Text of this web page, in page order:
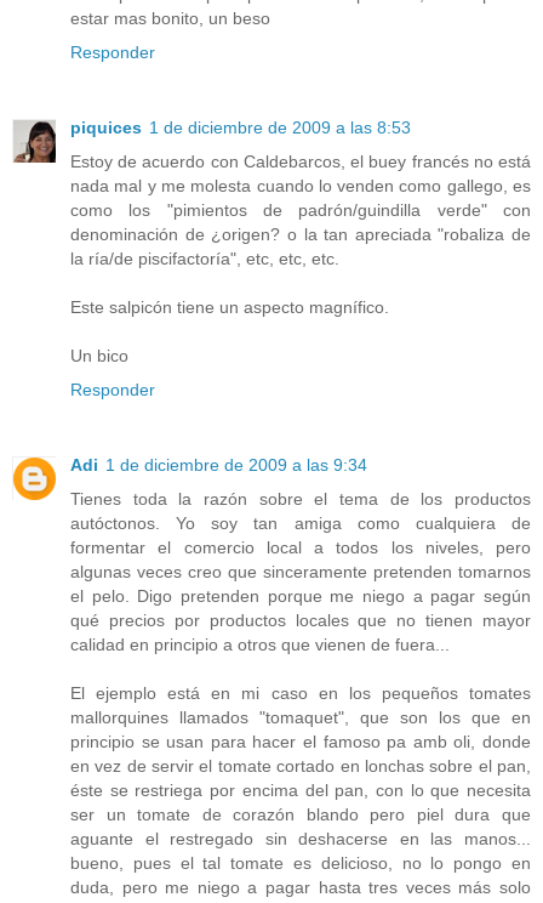
estar mas bonito, un beso
Responder
piquices 1 de diciembre de 2009 a las 8:53
Estoy de acuerdo con Caldebarcos, el buey francés no está
nada mal y me molesta cuando lo venden como gallego, es
como los "pimientos de padrón/guindilla verde" con
denominación de ¿origen? o la tan apreciada "robaliza de
la ría/de piscifactoría", etc, etc, etc.
Este salpicón tiene un aspecto magnífico.
Un bico
Responder
Adi 1 de diciembre de 2009 a las 9:34
Tienes toda la razón sobre el tema de los productos
autóctonos. Yo soy tan amiga como cualquiera de
formentar el comercio local a todos los niveles, pero
algunas veces creo que sinceramente pretenden tomarnos
el pelo. Digo pretenden porque me niego a pagar según
qué precios por productos locales que no tienen mayor
calidad en principio a otros que vienen de fuera...
El ejemplo está en mi caso en los pequeños tomates
mallorquines llamados "tomaquet", que son los que en
principio se usan para hacer el famoso pa amb oli, donde
en vez de servir el tomate cortado en lonchas sobre el pan,
éste se restriega por encima del pan, con lo que necesita
ser un tomate de corazón blando pero piel dura que
aguante el restregado sin deshacerse en las manos...
bueno, pues el tal tomate es delicioso, no lo pongo en
duda, pero me niego a pagar hasta tres veces más solo